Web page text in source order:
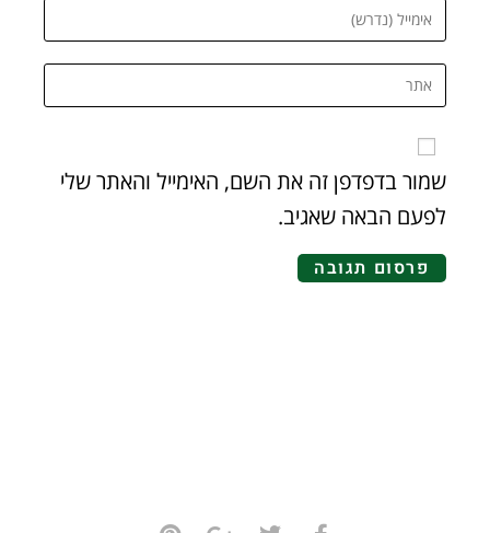
שמור בדפדפן זה את השם, האימייל והאתר שלי
לפעם הבאה שאגיב.